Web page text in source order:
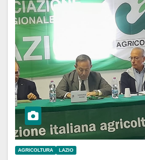
AGRICOLTURA LAZIO